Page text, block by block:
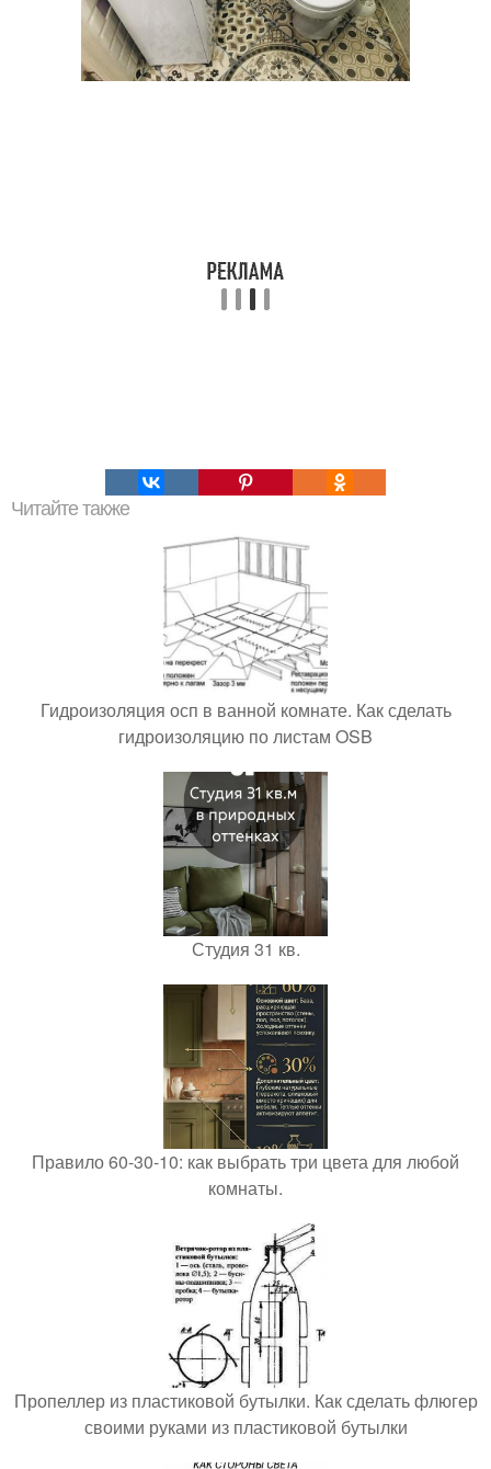
Читайте также
Гидроизоляция осп в ванной комнате. Как сделать
гидроизоляцию по листам OSB
Студия 31 кв.
Правило 60-30-10: как выбрать три цвета для любой
комнаты.
Пропеллер из пластиковой бутылки. Как сделать флюгер
своими руками из пластиковой бутылки